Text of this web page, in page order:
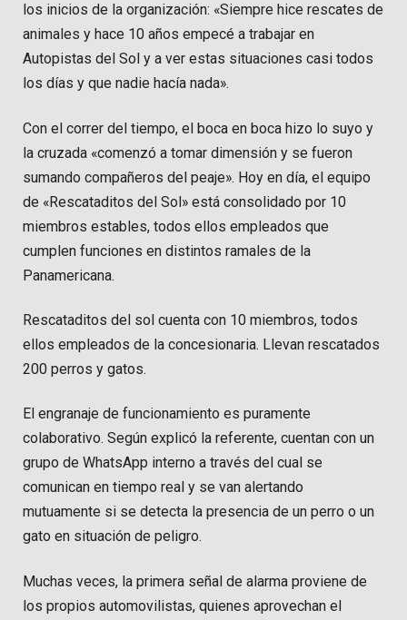
los inicios de la organización: «Siempre hice rescates de
animales y hace 10 años empecé a trabajar en
Autopistas del Sol y a ver estas situaciones casi todos
los días y que nadie hacía nada».
Con el correr del tiempo, el boca en boca hizo lo suyo y
la cruzada «comenzó a tomar dimensión y se fueron
sumando compañeros del peaje». Hoy en día, el equipo
de «Rescataditos del Sol» está consolidado por 10
miembros estables, todos ellos empleados que
cumplen funciones en distintos ramales de la
Panamericana.
Rescataditos del sol cuenta con 10 miembros, todos
ellos empleados de la concesionaria. Llevan rescatados
200 perros y gatos.
El engranaje de funcionamiento es puramente
colaborativo. Según explicó la referente, cuentan con un
grupo de WhatsApp interno a través del cual se
comunican en tiempo real y se van alertando
mutuamente si se detecta la presencia de un perro o un
gato en situación de peligro.
Muchas veces, la primera señal de alarma proviene de
los propios automovilistas, quienes aprovechan el